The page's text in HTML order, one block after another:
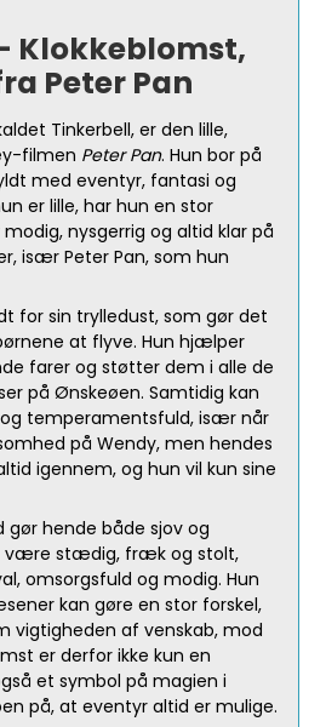
Klokkeblomst,
Peter Pan
Tinkerbell, er den lille,
filmen Peter Pan. Hun bor på
med eventyr, fantasi og
er lille, har hun en stor
nysgerrig og altid klar på
især Peter Pan, som hun
for sin trylledust, som gør det
at flyve. Hun hjælper
farer og støtter dem i alle de
på Ønskeøen. Samtidig kan
temperamentsfuld, især når
på Wendy, men hendes
igennem, og hun vil kun sine
gør hende både sjov og
være stædig, fræk og stolt,
omsorgsfuld og modig. Hun
kan gøre en stor forskel,
vigtigheden af venskab, mod
er derfor ikke kun en
et symbol på magien i
på, at eventyr altid er mulige.